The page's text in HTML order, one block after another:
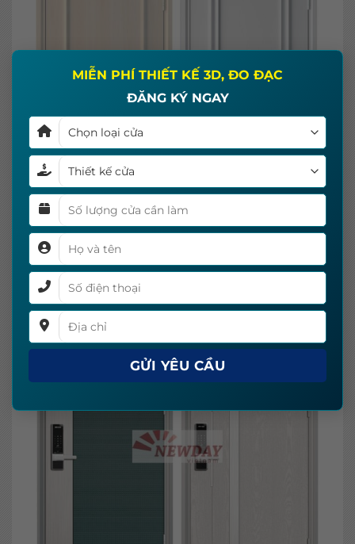
MIỄN PHÍ THIẾT KẾ 3D, ĐO ĐẠC
ĐĂNG KÝ NGAY
Mẫu cửa phòng dành cho không gian hiện đại